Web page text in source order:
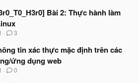
Bài 2: Thực hành làm
3
tin xác thực mặc định trên các
ứng dụng web
0